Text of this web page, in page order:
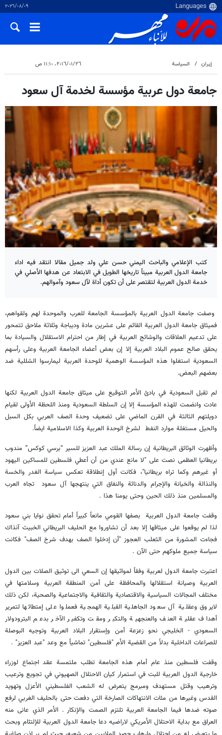
٠٩‏/٠٨‏/٢٠٢٦
إيران السياسة ٢٦‏/٠١‏/٢٠١٦، ١١:١٠ ص
جامعة دول عربية مؤسسة لخدمة آل سعود
كتب الإعلامي والباحث اليمني حسن علي ولد جميل مقالا انتقد فيه اداء
جامعة الدول العربية مبيناً تاريخها الطويل في الابتعاد عن هدفها الأصلي في
خدمة الدول العربية لتقتصر على أن تكون أداة لآل سعود وآموالهم.
وصفت جامعة الدول العربية بالمؤسسة الجامعة للعرب والموحدة لهم ولقواهم،
فميثاق جامعة الدول العربية القائم على عشرين مادة وديباجة وثلاثة ملاحق تتمحور
على تدعيم العلاقات والوشائج العربية في إطار من احترام الاستقلال والسيادة بما
يحقق صالح عموم البلاد العربية إلا إن بعض أعضاء الجامعة العربية وعلى رأسهم
السعودية استغلوا هذه المؤسسة الوهمية للوحدة العربية ليمارسوا الشللية ضد
بعضهم البعض.
لم تقبل السعودية في بادئ الأمر التوقيع على ميثاق جامعة الدول العربية لكنها
عادت وانضمت للهذه المؤسسة إلا إن السلطة السعودية ومنذ اللحظة الأولى لقيام
دويلتهم الثالثة في القرن الماضي على تضعيف وحدة الصف العربي بكل السبل
والحيل مستغلة موارد النفط لشرخ الوحدة العربية وكذا الاسلامية ايضاً.
وأظهرت الوثائق البريطانية إن رسالة الملك عبد العزيز للسير “برسي كوكس” مندوب
بريطانيا العظمى نصت على "لا مانع عندي من أن أعطي فلسطين للمساكين اليهود
أو غيرهم وكما تراه بريطانيا"، فكانت أول إنطلاقة تعكس سياسة الغدر والخسة
والنذالة والخيانة والإجرام والدنائة والنفاق التي ينتهجها آل سعود تجاه العرب
والمسلمين منذ ذلك الحين وحتى يومنا هذا .
وقفت جامعة الدول العربية بصفها القومي مانعاً كبيراً أمام تحقق نوايا بني سعود
لذا لم يوقعوا على ميثاقها إلا بعد أن تشاوروا مع الحليف البريطاني الخبيث آنذاك
فجاءت المشورة من الثعلب العجوز "أن إدخلوا الصف بهدف شرخ الصف" فكانت
سياسة جميع ملوكهم حتى الآن .
اعتبرت جامعة الدول لعربية وفقاً لمواثيقها إن السعي الى توثيق الصلات بين الدول
العربية وصيانة استقلالها والمحافظة على أمن المنطقة العربية وسلامتها في
مختلف المجالات السياسية والاقتصادية والثقافية والاجتماعية والصحية، لكن ذلك
لايروق وعقلية آل سعود الجاهلية القبلية الهمجية فعملوا على إمتطائها لتمرير
أهداف عقلية العنف والعنجهية والتكبر ومقت وتكفير الآخر بدعم البترودولار
السعودي - الخليجي نحو زعزعة أمن وإستقرار البلاد العربية وتوجيه البوصلة
للصراعات الداخلية بدلاً من القضية الأم "فلسطين" تماشياً مع وعد "عبد العزيز" .
وقفت فلسطين منذ عام أمام هذه الجامعة تطلب ملتمسة عقد اجتماع لوزراء
خارجية الدول العربية للبت في استمرار كيان الاحتلال الصهيوني في تجويع وترعيب
وترهيب وقتل مستهدف ومبرمج يتعرض له الشعب الفلسطيني الأعزل وتهويد
القدس وغيرها من مئات الانتهاكات الصارخة التي دفعت حتى بالحليف الغربي لرفع
صوته ضدها فيما الجامعة العربية تلتزم الصمت والإنكار . الأمر الذي عانى منه
العراق مع بداية الاحتلال الأمريكي لاراضيه دعا جامعة الدول العربية للإلتئام وبحث